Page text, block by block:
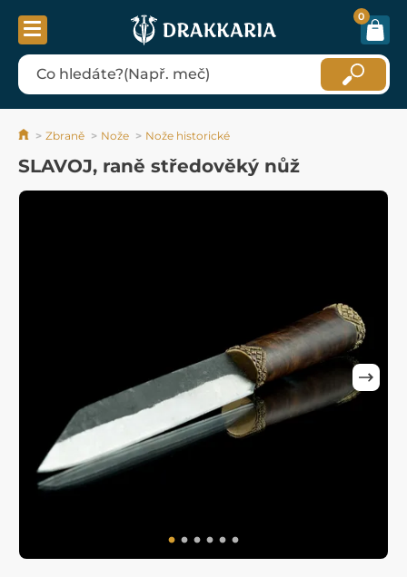
0
Zbraně Nože Nože historické
SLAVOJ, raně středověký nůž